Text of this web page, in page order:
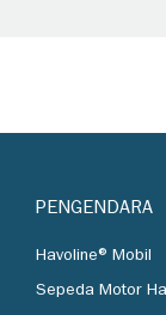
PENGENDARA
Havoline® Mobil
Sepeda Motor